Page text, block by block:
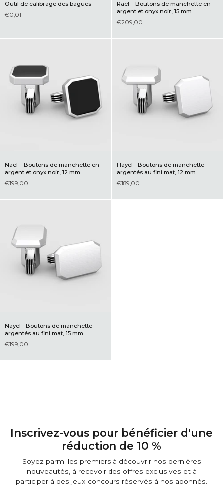
Outil de calibrage des bagues
€0,01
Rael – Boutons de manchette en
argent et onyx noir, 15 mm
€209,00
Nael – Boutons de manchette en
argent et onyx noir, 12 mm
€199,00
Hayel - Boutons de manchette
argentés au fini mat, 12 mm
€189,00
Nayel - Boutons de manchette
argentés au fini mat, 15 mm
€199,00
Inscrivez-vous pour bénéficier d'une
réduction de 10 %
Soyez parmi les premiers à découvrir nos dernières
nouveautés, à recevoir des offres exclusives et à
participer à des jeux-concours réservés à nos abonnés.